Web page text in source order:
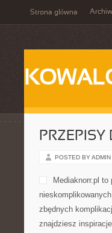
Strona główna
PRZEPISY
POSTED BY ADMIN
Mediaknorr.pl
zbędnych
znajdziesz